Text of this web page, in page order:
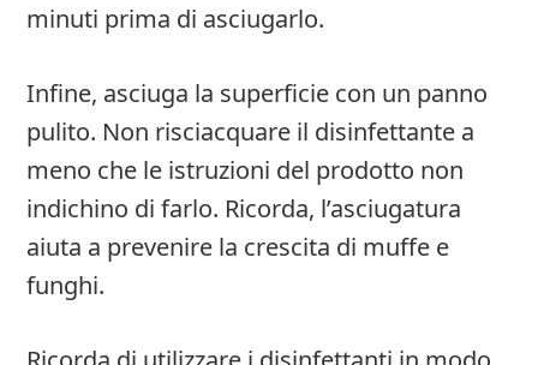
minuti prima di asciugarlo.
Infine, asciuga la superficie con un panno
pulito. Non risciacquare il disinfettante a
meno che le istruzioni del prodotto non
indichino di farlo. Ricorda, l’asciugatura
aiuta a prevenire la crescita di muffe e
funghi.